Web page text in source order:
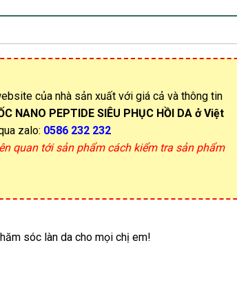
của nhà sản xuất với giá cả và thông tin
NANO PEPTIDE SIÊU PHỤC HỒI DA ở Việt
zalo: 0586 232 232
quan tới sản phẩm cách kiểm tra sản phẩm
sóc làn da cho mọi chị em!